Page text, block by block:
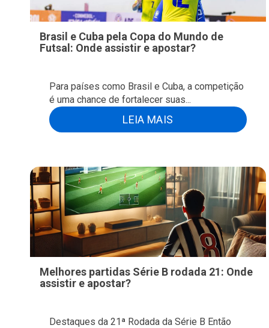
Brasil e Cuba pela Copa do Mundo de
Futsal: Onde assistir e apostar?
Para países como Brasil e Cuba, a competição
é uma chance de fortalecer suas...
LEIA MAIS
Melhores partidas Série B rodada 21: Onde
assistir e apostar?
Destaques da 21ª Rodada da Série B Então